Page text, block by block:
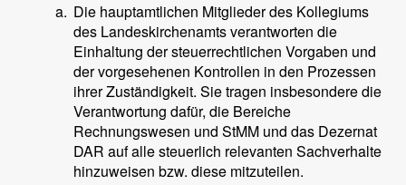
a. Die hauptamtlichen Mitglieder des Kollegiums
des Landeskirchenamts verantworten die
Einhaltung der steuerrechtlichen Vorgaben und
der vorgesehenen Kontrollen in den Prozessen
ihrer Zuständigkeit. Sie tragen insbesondere die
Verantwortung dafür, die Bereiche
Rechnungswesen und StMM und das Dezernat
DAR auf alle steuerlich relevanten Sachverhalte
hinzuweisen bzw. diese mitzuteilen.